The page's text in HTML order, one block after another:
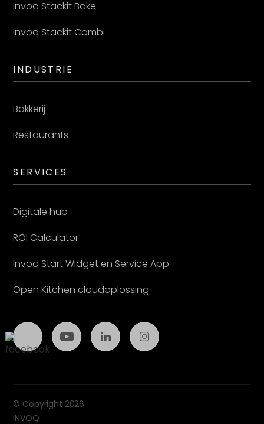
Invoq Stackit Bake
Invoq Stackit Combi
INDUSTRIE
Bakkerij
Restaurants
SERVICES
Digitale hub
ROI Calculator
Invoq Start Widget en Service App
Open Kitchen cloudoplossing
© Copyright 2026
INVOQ